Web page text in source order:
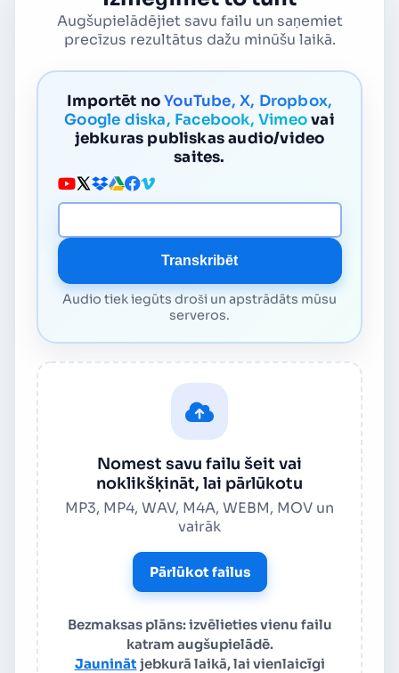
Augšupielādējiet savu failu un saņemiet
precīzus rezultātus dažu minūšu laikā.
Importēt noYouTube, X, Dropbox,
Google diska, Facebook, Vimeovai
jebkuras publiskas audio/video
saites.
Multivides URL
Transkribēt
Audio tiek iegūts droši un apstrādāts mūsu
serveros.
Nomest savu failu šeit vai
noklikšķināt, lai pārlūkotu
MP3, MP4, WAV, M4A, WEBM, MOV un
vairāk
Pārlūkot failus
Bezmaksas plāns: izvēlieties vienu failu
katram augšupielādē.
Jaunināt jebkurā laikā, lai vienlaicīgi